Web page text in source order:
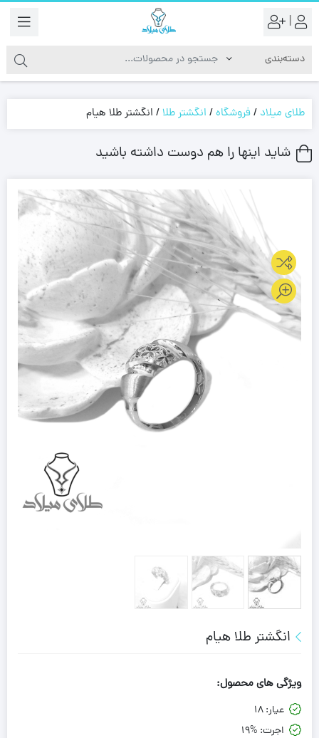
|
طلای میلاد /فروشگاه/ انگشتر طلا/ انگشتر طلا هیام
شاید اینها را هم دوست داشته باشید
انگشتر طلا هیام
ویژگی های محصول:
عیار:18
اجرت: 19%